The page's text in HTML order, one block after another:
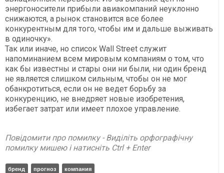
энергоносители прибыли авиакомпаний неуклонно
снижаются, а рынок становится все более
конкурентным для того, чтобы им и дальше выживать
в одиночку».
Так или иначе, но список Wall Street служит
напоминанием всем мировым компаниям о том, что
как бы известны и стары они ни были, ни один бренд
не является слишком сильным, чтобы он не мог
обанкротиться, если он не ведет борьбу за
конкуренцию, не внедряет новые изобретения,
избегает затрат или имеет плохое управление.
Повідомити про помилку - Виділіть орфографічну
помилку мишею і натисніть Ctrl + Enter
бренд прогноз компания